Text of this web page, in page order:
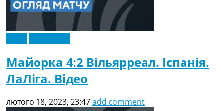
Майорка 4:2 Вільярреал. Іспанія.
ЛаЛіга. Відео
лютого 18, 2023, 23:47add comment